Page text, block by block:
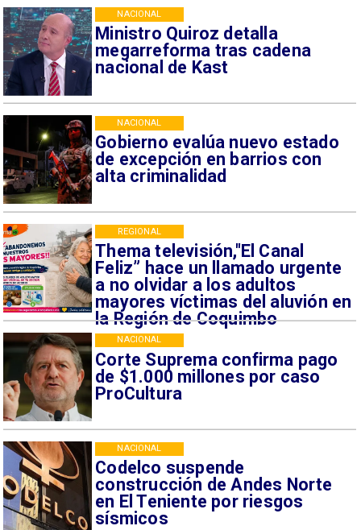
Ministro Quiroz detalla
megarreforma tras cadena
nacional de Kast
NACIONAL
Gobierno evalúa nuevo estado
de excepción en barrios con
alta criminalidad
NACIONAL
Thema televisión,"El Canal
Feliz” hace un llamado urgente
a no olvidar a los adultos
mayores víctimas del aluvión en
la Región de Coquimbo
REGIONAL
Corte Suprema confirma pago
de $1.000 millones por caso
ProCultura
NACIONAL
Codelco suspende
construcción de Andes Norte
en El Teniente por riesgos
sísmicos
NACIONAL